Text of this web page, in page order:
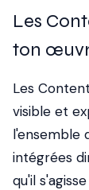
Les
ton
Les
visible et
l'ensemble
intégrées
qu'il